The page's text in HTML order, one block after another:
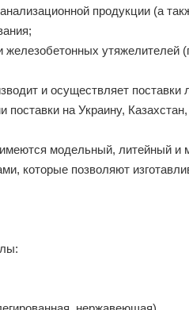
продукции (а
железобетонных утяжелителей
и осуществляет поставки
поставки на Украину,
имеются модельный, литейный
которые позволяют